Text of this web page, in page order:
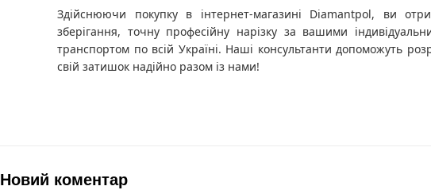
Здійснюючи покупку в інтернет-магазині Diamantpol, ви
зберігання, точну професійну нарізку за вашими
транспортом по всій Україні. Наші консультанти допоможуть
свій затишок надійно разом із нами!
Новий коментар